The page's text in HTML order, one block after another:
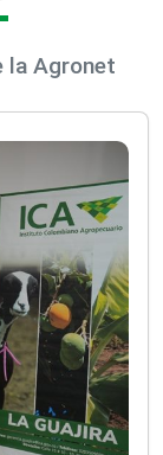
la Agronet